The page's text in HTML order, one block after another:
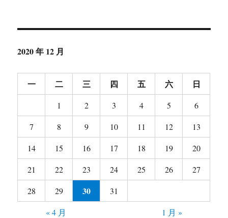
in
2020 年 12 月
一 二 三 四 五 六 日
1 2 3 4 5
6
7
8 9 10 11 12
13
14
15 16 17 18 19
20
21
22 23 24 25 26
27
28
29 30
31
« 4 月
1 月 »